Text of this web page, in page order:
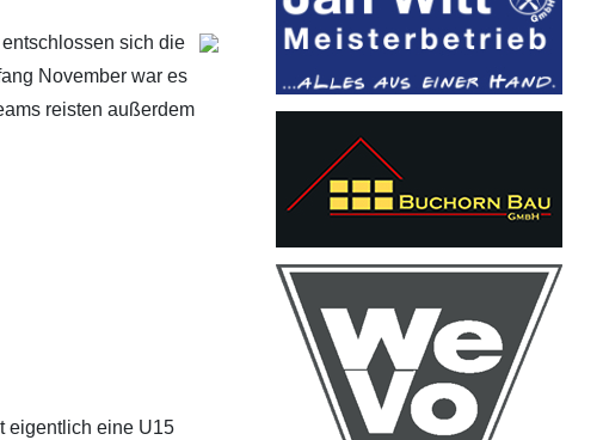
sich die
November war es
reisten außerdem
eigentlich eine U15